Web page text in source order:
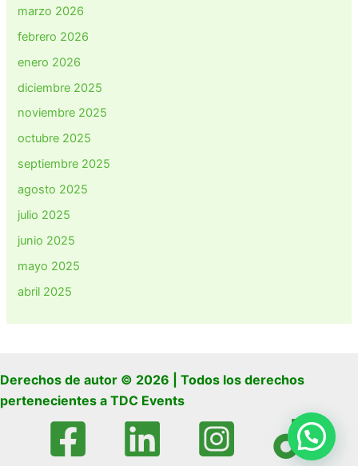
marzo 2026
febrero 2026
enero 2026
diciembre 2025
noviembre 2025
octubre 2025
septiembre 2025
agosto 2025
julio 2025
junio 2025
mayo 2025
abril 2025
Derechos de autor © 2026 | Todos los derechos
pertenecientes a TDC Events